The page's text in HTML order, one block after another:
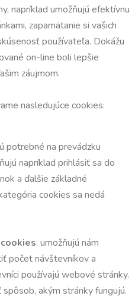
napríklad umožňujú efektívnu
zapamätanie si vašich
používateľa. Dokážu
on-line boli lepšie
záujmom.
nasledujúce cookies:
potrebné na prevádzku
napríklad prihlásiť sa do
a ďalšie základné
cookies sa nedá
: umožňujú nám
počet návštevníkov a
používajú webové stránky.
akým stránky fungujú.